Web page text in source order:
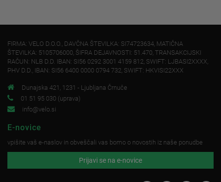
FIRMA: VELO D.O.O., DAVČNA ŠTEVILKA: SI74723634, MATIČNA
ŠTEVILKA: 5105706000, ŠIFRA DEJAVNOSTI: 51.470, TRANSAKCIJSKI
RAČUN: NLB D.D. IBAN: SI56 0292 3001 4159 812, SWIFT: LJBASI2XXXX,
PHV D.D., IBAN: SI56 6400 0000 0794 732, SWIFT: HKVISI22XXX
Dunajska 421, 1231 - Ljubljana Črnuče
01 51 95 030 (uprava)
info@velo.si
E-novice
vpišite vaš e-naslov in obveščali vas bomo o novostih iz naše ponudbe
Prijavi se na e-novice